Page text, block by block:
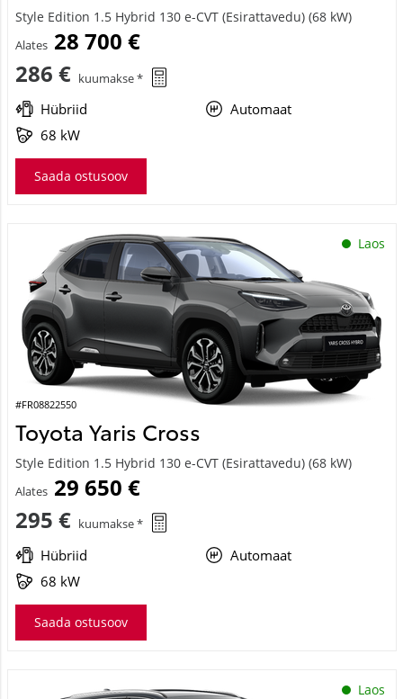
Style Edition 1.5 Hybrid 130 e-CVT (Esirattavedu) (68 kW)
Alates 28 700 €
286 € kuumakse *
Hübriid
Automaat
68 kW
Saada ostusoov
Laos
#FR08822550
Toyota Yaris Cross
Style Edition 1.5 Hybrid 130 e-CVT (Esirattavedu) (68 kW)
Alates 29 650 €
295 € kuumakse *
Hübriid
Automaat
68 kW
Saada ostusoov
Laos